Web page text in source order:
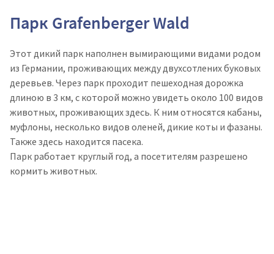
Парк Grafenberger Wald
Этот дикий парк наполнен вымирающими видами родом
из Германии, проживающих между двухсотлених буковых
деревьев. Через парк проходит пешеходная дорожка
длиною в 3 км, с которой можно увидеть около 100 видов
животных, проживающих здесь. К ним относятся кабаны,
муфлоны, несколько видов оленей, дикие коты и фазаны.
Также здесь находится пасека.
Парк работает круглый год, а посетителям разрешено
кормить животных.